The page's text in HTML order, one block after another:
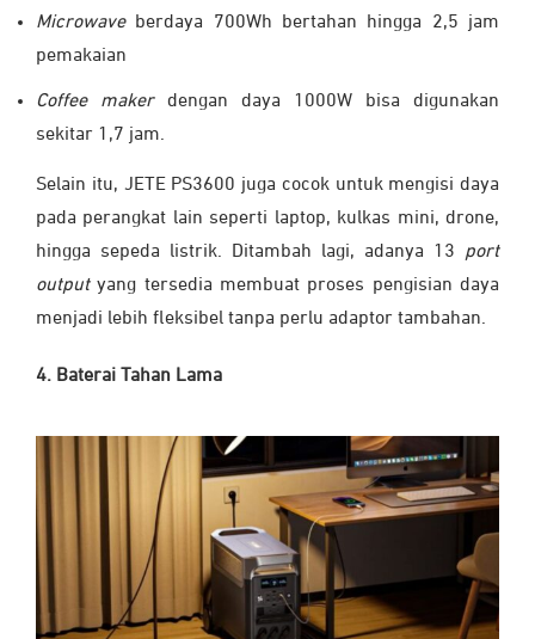
Microwaveberdaya 700Wh bertahan hingga 2,5 jam
pemakaian
Coffee makerdengan daya 1000W bisa digunakan
sekitar 1,7 jam.
Selain itu, JETE PS3600 juga cocok untuk mengisi daya
pada perangkat lain seperti laptop, kulkas mini, drone,
hingga sepeda listrik. Ditambah lagi, adanya 13 port
outputyang tersedia membuat proses pengisian daya
menjadi lebih fleksibel tanpa perlu adaptor tambahan.
4. Baterai Tahan Lama